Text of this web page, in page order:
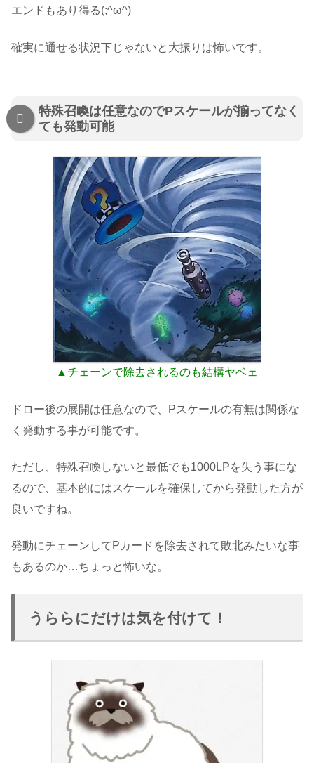
エンドもあり得る(;^ω^)
確実に通せる状況下じゃないと大振りは怖いです。
特殊召喚は任意なのでPスケールが揃ってなく
ても発動可能
▲チェーンで除去されるのも結構ヤベェ
ドロー後の展開は任意なので、Pスケールの有無は関係な
く発動する事が可能です。
ただし、特殊召喚しないと最低でも1000LPを失う事にな
るので、基本的にはスケールを確保してから発動した方が
良いですね。
発動にチェーンしてPカードを除去されて敗北みたいな事
もあるのか…ちょっと怖いな。
うららにだけは気を付けて！